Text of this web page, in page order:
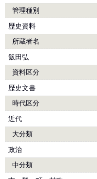
管理種別
歴史資料
所蔵者名
飯田弘
資料区分
歴史文書
時代区分
近代
大分類
政治
中分類